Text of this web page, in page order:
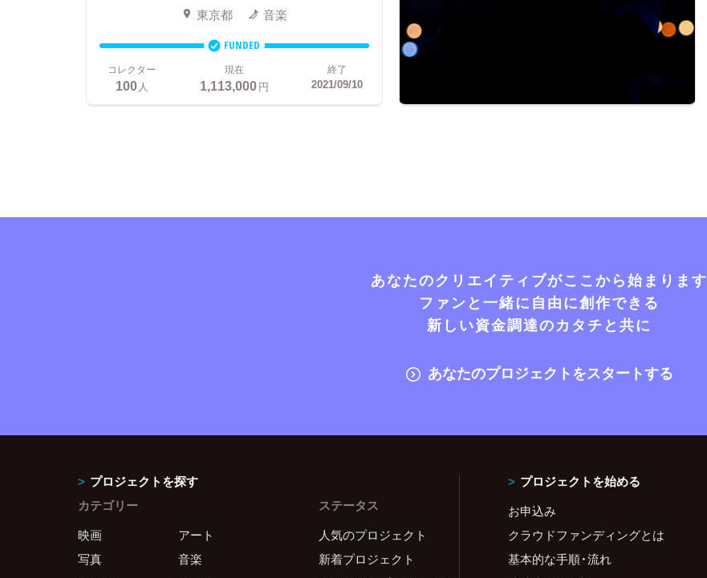
東京都 音楽
FUNDED
コレクター
100人
現在
1,113,000円
終了
2021/09/10
あなたのクリエイティブがここから始まります
ファンと一緒に自由に創作できる
新しい資金調達のカタチと共に
あなたのプロジェクトをスタートする
プロジェクトを探す
カテゴリー
映画
アート
写真
音楽
ステータス
人気のプロジェクト
新着プロジェクト
プロジェクトを始める
お申込み
クラウドファンディングとは
基本的な手順・流れ